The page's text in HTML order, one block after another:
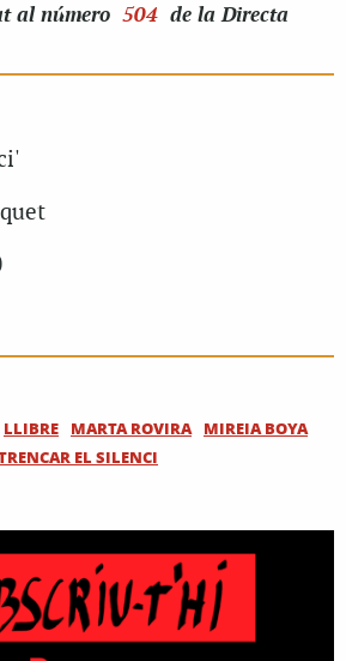
al número 504 de la Directa
LLIBRE MARTA ROVIRA
MIREIA BOYA
EL SILENCI